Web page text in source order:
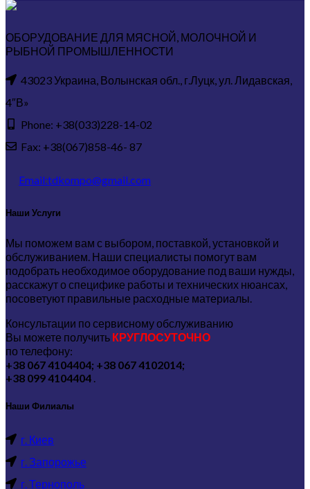
ОБОРУДОВАНИЕ ДЛЯ МЯСНОЙ, МОЛОЧНОЙ И
РЫБНОЙ ПРОМЫШЛЕННОСТИ
43023 Украина, Волынская обл., г.Луцк, ул. Лидавская,
4″В»
Phone: +38(033)228-14-02
Fax: +38(067)858-46- 87
Email:tdkompo@gmail.com
Наши Услуги
Мы поможем вам с выбором, поставкой, установкой и
обслуживанием. Наши специалисты помогут вам
подобрать необходимое оборудование под ваши нужды,
расскажут о специфике работы и технических нюансах,
посоветуют правильные расходные материалы.
Консультации по сервисному обслуживанию
Вы можете получить КРУГЛОСУТОЧНО
по телефону:
+38 067 4104404; +38 067 4102014;
+38 099 4104404
Наши Филиалы
г. Киев
г. Запорожье
г. Тернополь